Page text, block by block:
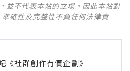
並不代表本站的立場。因此本站對
確性及完整性不負任何法律責
《社群創作有價企劃》